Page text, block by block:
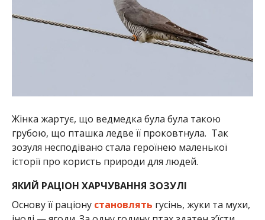
Жінка жартує, що ведмедка була була такою
грубою, що пташка ледве її проковтнула. Так
зозуля несподівано стала героїнею маленької
історії про користь природи для людей.
ЯКИЙ РАЦІОН ХАРЧУВАННЯ ЗОЗУЛІ
Основу її раціону становлять гусінь, жуки та мухи,